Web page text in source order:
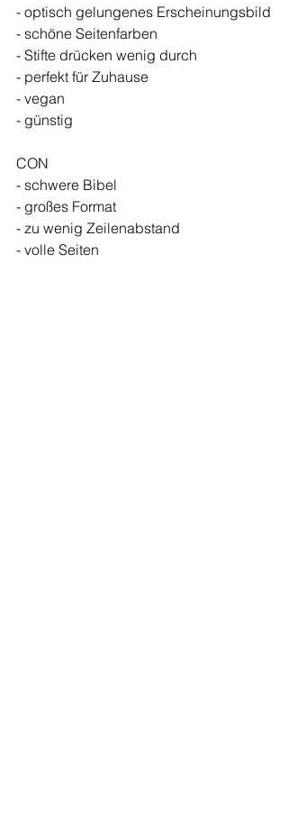
- optisch gelungenes Erscheinungsbild
- schöne Seitenfarben
- Stifte drücken wenig durch
- perfekt für Zuhause
- vegan
- günstig
CON
- schwere Bibel
- großes Format
- zu wenig Zeilenabstand
- volle Seiten